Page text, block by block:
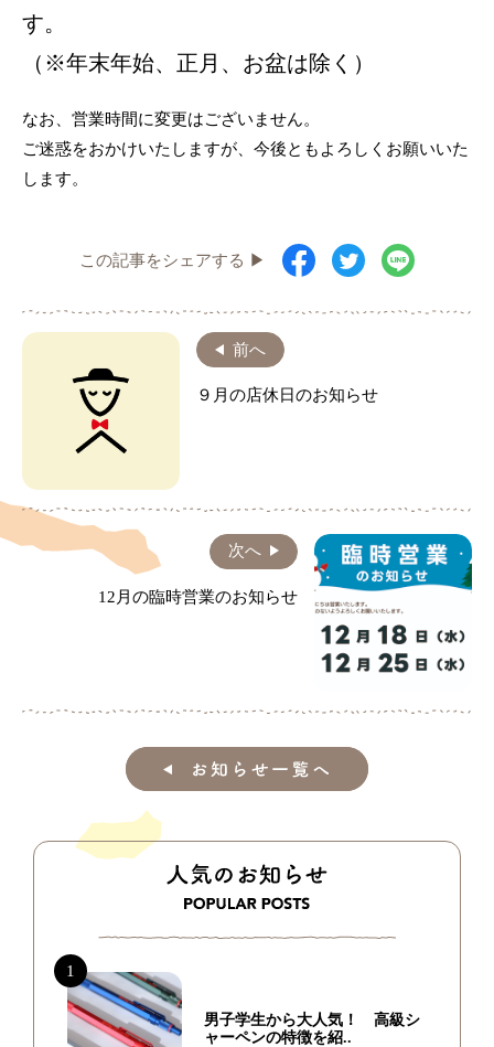
す。
（※年末年始、正月、お盆は除く）
なお、営業時間に変更はございません。
ご迷惑をおかけいたしますが、今後ともよろしくお願いいた
します。
この記事をシェアする ▶
前へ
９月の店休日のお知らせ
次へ
12月の臨時営業のお知らせ
男子学生から大人気！ 高級シ
ャーペンの特徴を紹..